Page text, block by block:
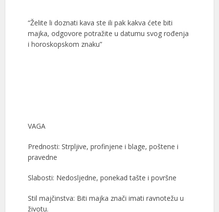
“Želite li doznati kava ste ili pak kakva ćete biti
majka, odgovore potražite u datumu svog rođenja
i horoskopskom znaku”
VAGA
Prednosti: Strpljive, profinjene i blage, poštene i
pravedne
Slabosti: Nedosljedne, ponekad tašte i površne
Stil majčinstva: Biti majka znači imati ravnotežu u
životu.